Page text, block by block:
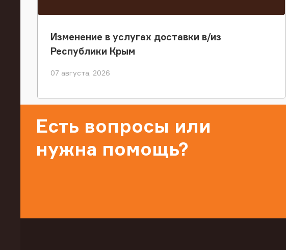
Изменение в услугах доставки в/из
Республики Крым
07 августа, 2026
Есть вопросы или
нужна помощь?